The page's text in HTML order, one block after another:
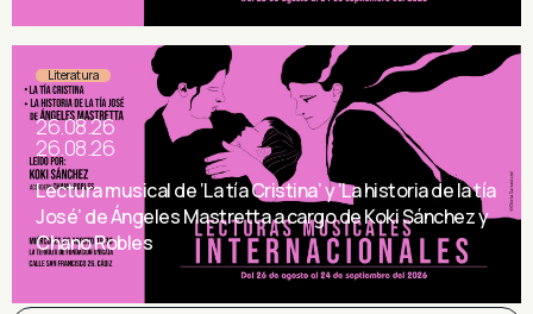
Literatura
26.08.26
26.08.26
Lectura musical de ‘La tía Cristina’ y ‘La historia de la tía
José’ de Ángeles Mastretta a cargo de Koki Sánchez y
Chano Robles